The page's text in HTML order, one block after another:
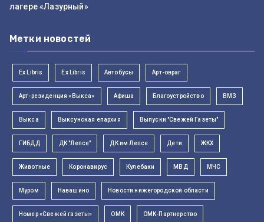
лагере «Лазурный»
Метки новостей
Ex Libris Ex Libris Автобусы Арт-овраг
Арт-резиденция «Выкса» Афиша Благоустройство ВМЗ
Выкса Выксунская епархия Выпуски "Свежей Газеты"
ГИБДД ДК "Лепсе" ДК им Лепсе Дети ЖКХ
Животные Коронавирус Кулебаки МВД МЧС
Муром Навашино Новости нижегородской области
Номер «Свежей газеты» ОМК ОМК-Партнерство